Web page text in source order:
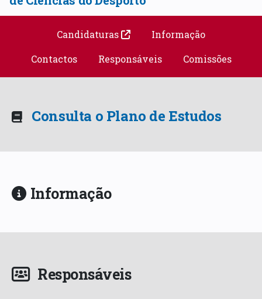
Candidaturas
Informação
Contactos
Responsáveis Comissões
Consulta o Plano de Estudos
Informação
Responsáveis